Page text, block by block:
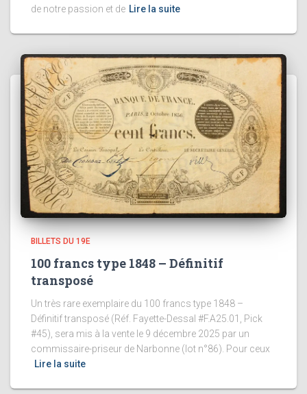
de notre passion et de Lire la suite
BILLETS DU 19E
100 francs type 1848 – Définitif
transposé
Un très rare exemplaire du 100 francs type 1848 –
Définitif transposé (Réf. Fayette-Dessal #F.A25.01, Pick
#45), sera mis à la vente le 9 décembre 2025 par un
commissaire-priseur de Narbonne (lot n°86). Pour ceux
Lire la suite